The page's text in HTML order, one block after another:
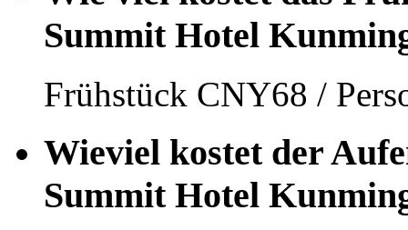
Summit Hotel
Frühstück CNY68 /
Wieviel kostet der
Summit Hotel